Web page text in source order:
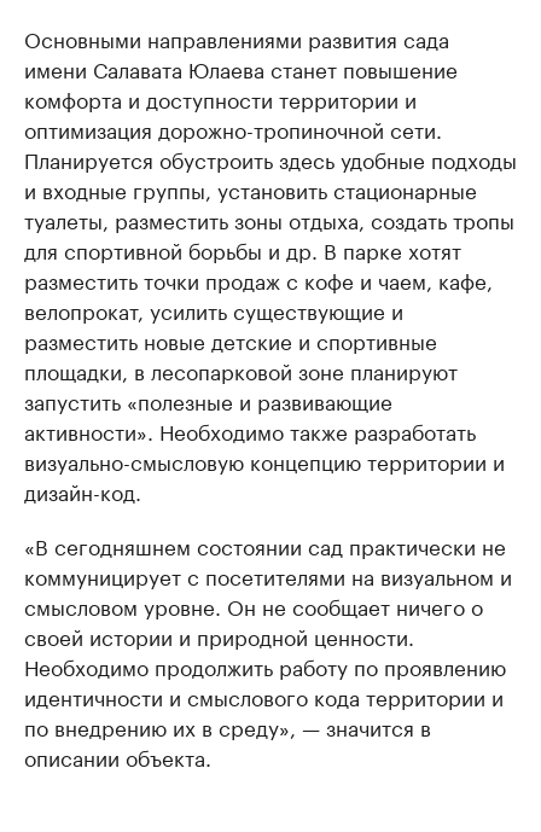
Основными направлениями развития сада
имени Салавата Юлаева станет повышение
комфорта и доступности территории и
оптимизация дорожно-тропиночной сети.
Планируется обустроить здесь удобные подходы
и входные группы, установить стационарные
туалеты, разместить зоны отдыха, создать тропы
для спортивной борьбы и др. В парке хотят
разместить точки продаж с кофе и чаем, кафе,
велопрокат, усилить существующие и
разместить новые детские и спортивные
площадки, в лесопарковой зоне планируют
запустить «полезные и развивающие
активности». Необходимо также разработать
визуально-смысловую концепцию территории и
дизайн-код.
«В сегодняшнем состоянии сад практически не
коммуницирует с посетителями на визуальном и
смысловом уровне. Он не сообщает ничего о
своей истории и природной ценности.
Необходимо продолжить работу по проявлению
идентичности и смыслового кода территории и
по внедрению их в среду», — значится в
описании объекта.